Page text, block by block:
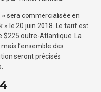
»sera commercialisée en
» le 20 juin 2018. Le tarif est
$225 outre-Atlantique. La
l’ensemble des
seront précisés